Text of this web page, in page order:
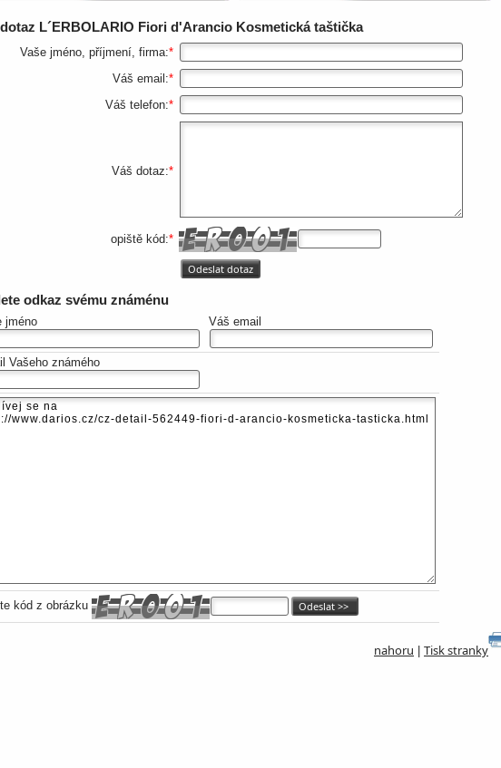
L´ERBOLARIO Fiori d'Arancio Kosmetická taštička
Vaše jméno, příjmení, firma:*
Váš email:*
Váš telefon:*
Váš dotaz:*
opiště kód:*
odkaz svému známénu
jméno Váš email
Vašeho známého
kód z obrázku
nahoru Tisk stranky